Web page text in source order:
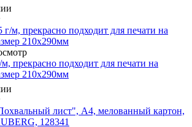
прекрасно подходит для печати на
210х290мм